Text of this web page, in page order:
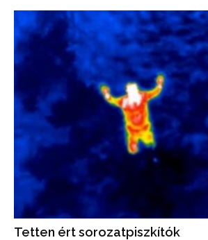
Tetten ért sorozatpiszkítók